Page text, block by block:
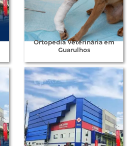
Ortopedia Veterinária em
Guarulhos